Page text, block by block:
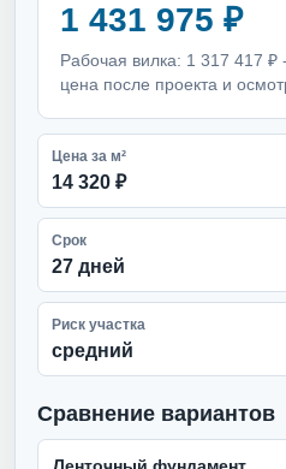
1 431 975 ₽
Рабочая вилка: 1 317 417 ₽
цена после проекта и
Цена за м²
14 320 ₽
Срок
27 дней
Риск участка
средний
Сравнение вариантов